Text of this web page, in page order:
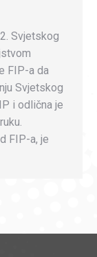
Svjetskog
FIP-a da
Svjetskog
i odlična je
FIP-a, je